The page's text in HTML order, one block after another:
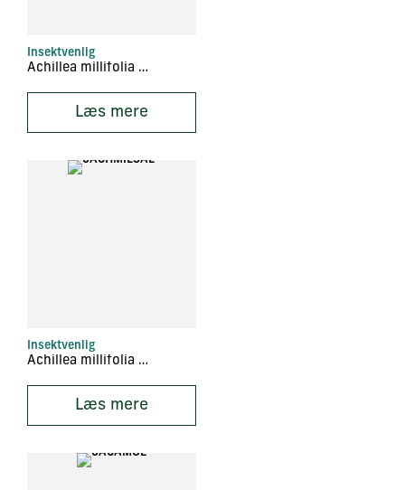
Insektvenlig
Achillea millifolia ‘Summer Pastels’
Læs mere
Insektvenlig
Achillea millifolia ‘Salmonea’
Læs mere